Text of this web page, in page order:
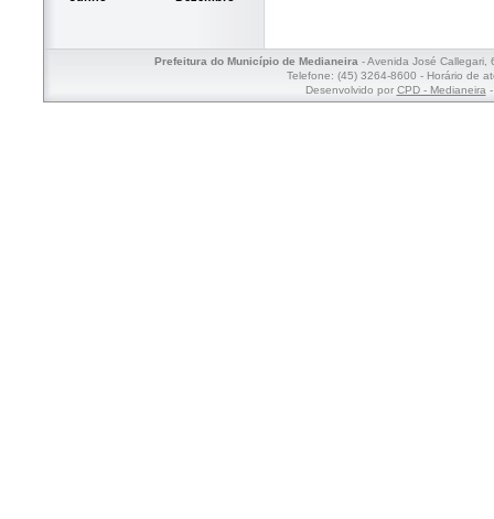
Prefeitura do Município de Medianeira- Avenida José Callegari,
Telefone: (45) 3264-8600 - Horário de
Desenvolvido por CPD - Medianeira-